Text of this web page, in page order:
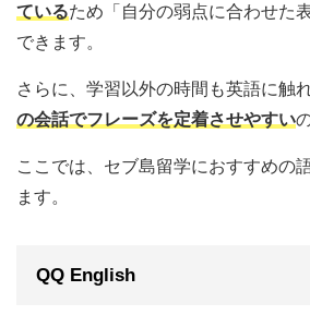
ているため「自分の弱点に合わせた
できます。
さらに、学習以外の時間も英語に触
の会話でフレーズを定着させやすい
ここでは、セブ島留学におすすめの
ます。
QQ English